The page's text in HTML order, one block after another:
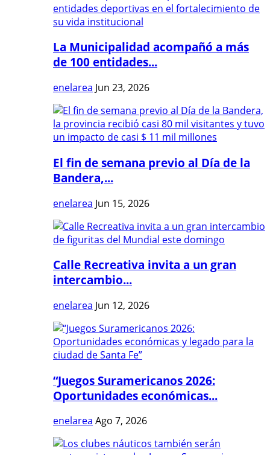
La Municipalidad acompañó a más
de 100 entidades...
enelarea Jun 23, 2026
El fin de semana previo al Día de la
Bandera,...
enelarea Jun 15, 2026
Calle Recreativa invita a un gran
intercambio...
enelarea Jun 12, 2026
“Juegos Suramericanos 2026:
Oportunidades económicas...
enelarea Ago 7, 2026